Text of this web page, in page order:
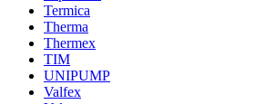
Termica
Therma
Thermex
TIM
UNIPUMP
Valfex